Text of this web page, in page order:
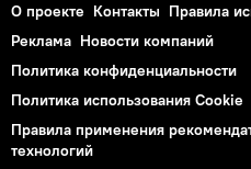
О проекте Контакты Правила
Реклама Новости компаний
Политика конфиденциальности
Политика использования Cookie
Правила применения
технологий